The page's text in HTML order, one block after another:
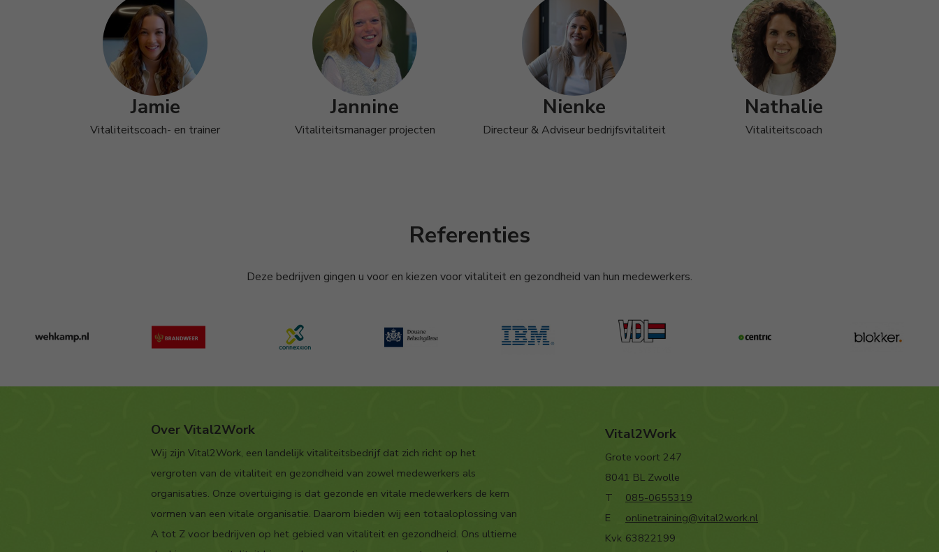
Jamie
Vitaliteitscoach- en trainer
Jannine
Vitaliteitsmanager projecten
Nienke
Directeur & Adviseur bedrijfsvitaliteit
Nathalie
Vitaliteitscoach
Referenties
Deze bedrijven gingen u voor en kiezen voor vitaliteit en gezondheid van hun medewerkers.
Over Vital2Work
Wij zijn Vital2Work, een landelijk vitaliteitsbedrijf dat zich richt op het
vergroten van de vitaliteit en gezondheid van zowel medewerkers als
organisaties. Onze overtuiging is dat gezonde en vitale medewerkers de kern
vormen van een vitale organisatie. Daarom bieden wij een totaaloplossing van
A tot Z voor bedrijven op het gebied van vitaliteit en gezondheid. Ons ultieme
Vital2Work
Grote voort 247
8041 BL Zwolle
T
085-0655319
E
onlinetraining@vital2work.nl
Kvk 63822199